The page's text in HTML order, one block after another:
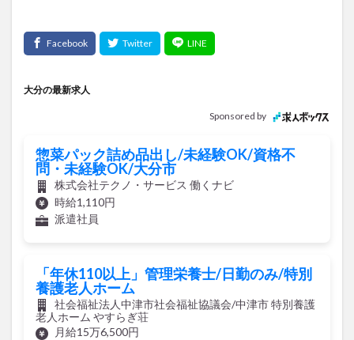
大分の最新求人
Sponsored by
惣菜パック詰め品出し/未経験OK/資格不
問・未経験OK/大分市
株式会社テクノ・サービス 働くナビ
時給1,110円
派遣社員
「年休110以上」管理栄養士/日勤のみ/特別
養護老人ホーム
社会福祉法人中津市社会福祉協議会/中津市 特別養護
老人ホーム やすらぎ荘
月給15万6,500円